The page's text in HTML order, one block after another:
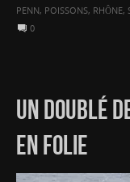
PENN, POISSONS, RHÔNE,
0
UN DOUBLÉ
EN FOLIE